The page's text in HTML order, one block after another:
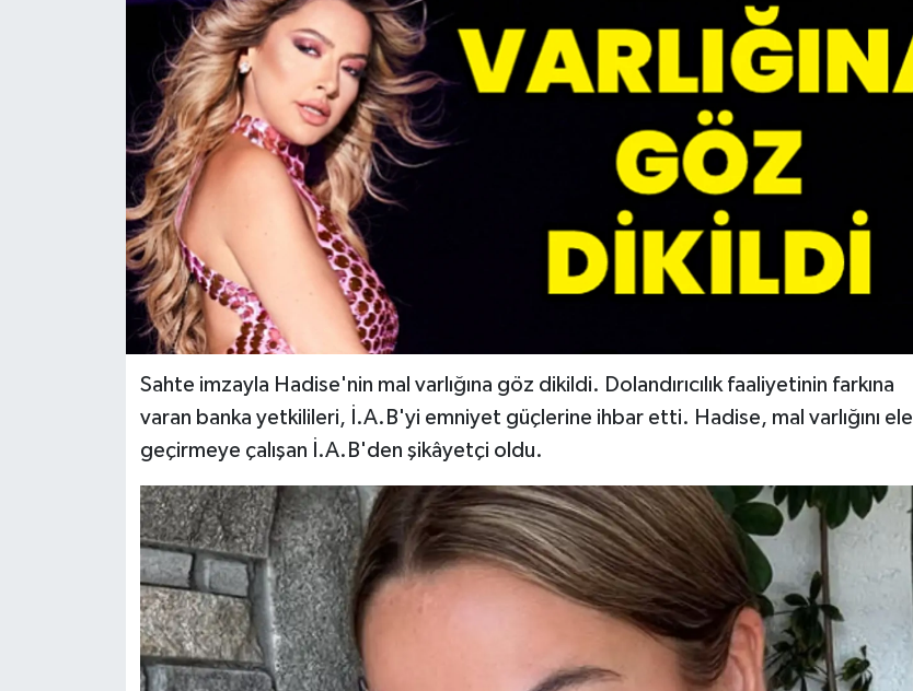
Sahte imzayla Hadise'nin mal varlığına göz dikildi. Dolandırıcılık faaliyetinin farkına
varan banka yetkilileri, İ.A.B'yi emniyet güçlerine ihbar etti. Hadise, mal varlığını ele
geçirmeye çalışan İ.A.B'den şikâyetçi oldu.